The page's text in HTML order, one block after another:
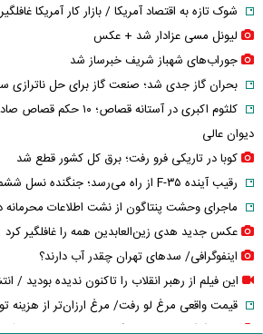
شوک تازه به اقتصاد آمریکا / بازار کار آمریکا
لیونل مسی عزادار شد + عکس
جوراب‌های شهباز شریف خبرساز شد
بحران گاز جدی شد؛ صنعت گاز برای حل ناترازی
کلثوم اکبری در آستانه
دیوان عالی
کوبا در تاریکی فرو رفت؛ برق کل کشور قطع شد
رقیب آینده F-۳۵ از راه می‌رسد؛ جنگنده نسل ششمی چه مشخصاتی دارد؟
ماجرای وحشت پنتاگون از نشت اطلاعات محرمانه
عکس جدید هدی زین‌العابدین همه را غافلگیر کرد
اینفوگرافی/ سدهای تهران چقدر آب دارند؟
این فیلم از رهبر انقلاب را تاکنون ندیده بودید /
قیمت واقعی مرغ لو رفت/ مرغ ارزان‌تر از هزینه